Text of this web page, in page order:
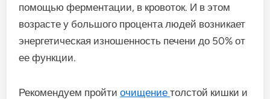
помощью ферментации, в кровоток. И в этом
возрасте у большого процента людей возникает
энергетическая изношенность печени до 50% от
ее функции.
Рекомендуем пройтиочищениетолстой кишки и